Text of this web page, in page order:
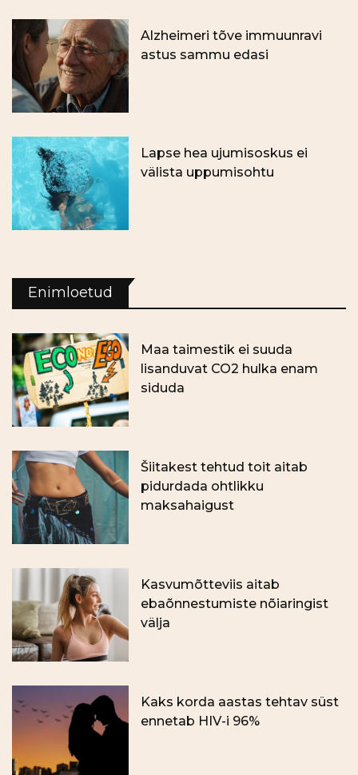
Alzheimeri tõve immuunravi
astus sammu edasi
Lapse hea ujumisoskus ei
välista uppumisohtu
Enimloetud
Maa taimestik ei suuda
lisanduvat CO2 hulka enam
siduda
Šiitakest tehtud toit aitab
pidurdada ohtlikku
maksahaigust
Kasvumõtteviis aitab
ebaõnnestumiste nõiaringist
välja
Kaks korda aastas tehtav süst
ennetab HIV-i 96%